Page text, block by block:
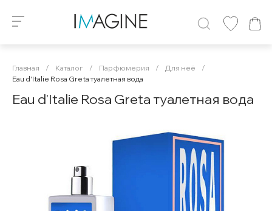
Главная / Каталог / Парфюмерия / Для неё
/
Eau d'Italie Rosa Greta туалетная вода
Eau d'Italie Rosa Greta туалетная вода